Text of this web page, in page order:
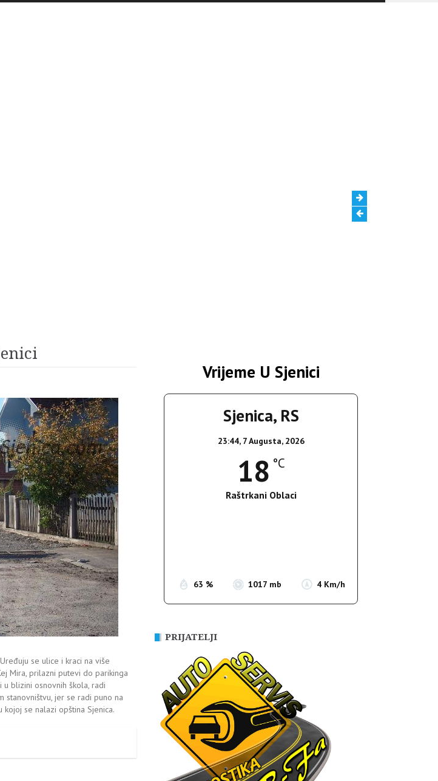
se ulice i kraci na više
Mira, prilazni putevi do parikinga
blizini osnovnih škola, radi
stanovništvu, jer se radi puno na
se nalazi opština Sjenica.
Vrijeme U Sjenici
Sjenica, RS
23:44, 7 Augusta, 2026
18 °C
Raštrkani Oblaci
63 % 1017 mb 4 Km/h
PRIJATELJI